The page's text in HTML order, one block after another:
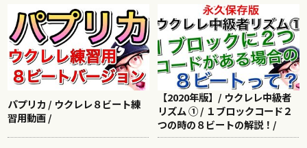
パプリカ / ウクレレ８ビート練
習用動画 /
【2020年版】/ ウクレレ中級者
リズム ① / １ブロックコード２
つの時の８ビートの解説！/